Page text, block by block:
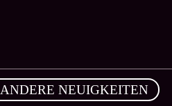
ANDERE NEUIGKEITEN